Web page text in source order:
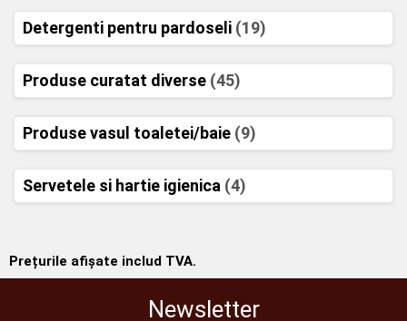
Detergenti pentru pardoseli (19)
Produse curatat diverse (45)
Produse vasul toaletei/baie (9)
Servetele si hartie igienica (4)
Prețurile afișate includ TVA.
Newsletter